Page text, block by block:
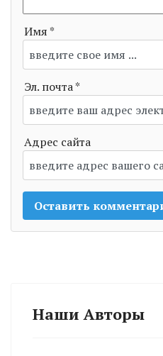
Имя *
Эл. почта *
Адрес сайта
Наши Авторы